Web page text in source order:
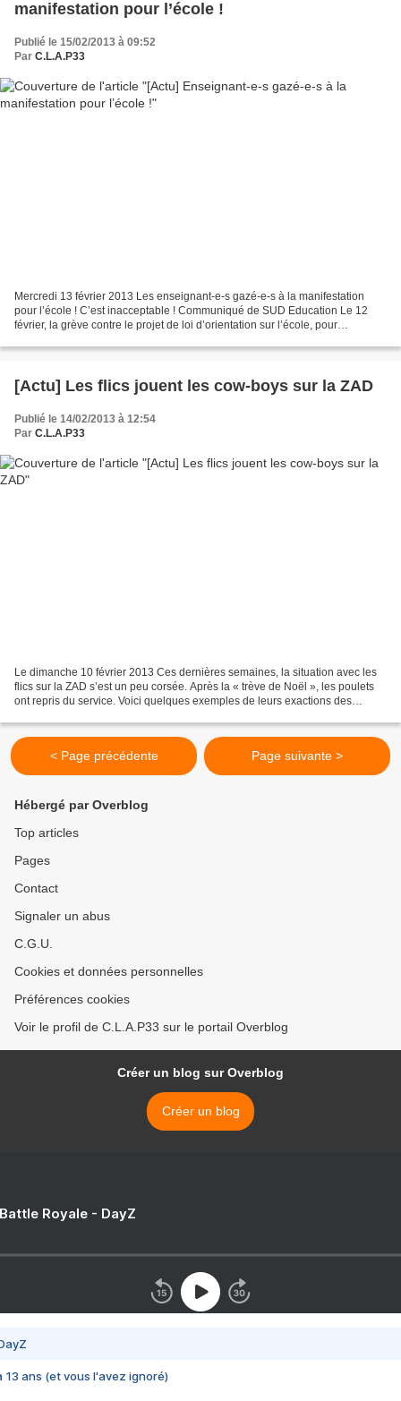
manifestation pour l’école !
Publié le 15/02/2013 à 09:52
Par C.L.A.P33
Mercredi 13 février 2013 Les enseignant-e-s gazé-e-s à la manifestation
pour l’école ! C’est inacceptable ! Communiqué de SUD Education Le 12
février, la grève contre le projet de loi d’orientation sur l’école, pour
[Actu] Les flics jouent les cow-boys sur la ZAD
Publié le 14/02/2013 à 12:54
Par C.L.A.P33
Le dimanche 10 février 2013 Ces dernières semaines, la situation avec les
flics sur la ZAD s’est un peu corsée. Après la « trève de Noël », les poulets
ont repris du service. Voici quelques exemples de leurs exactions des
< Page précédente Page suivante >
Hébergé par Overblog
Top articles
Pages
Contact
Signaler un abus
C.G.U.
Cookies et données personnelles
Préférences cookies
Voir le profil de C.L.A.P33 sur le portail Overblog
Créer un blog sur Overblog
Créer un blog
Royale - DayZ
13 ans (et vous l'avez ignoré)